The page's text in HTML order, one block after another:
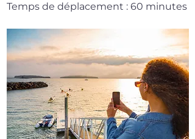
Temps de déplacement : 60 minutes